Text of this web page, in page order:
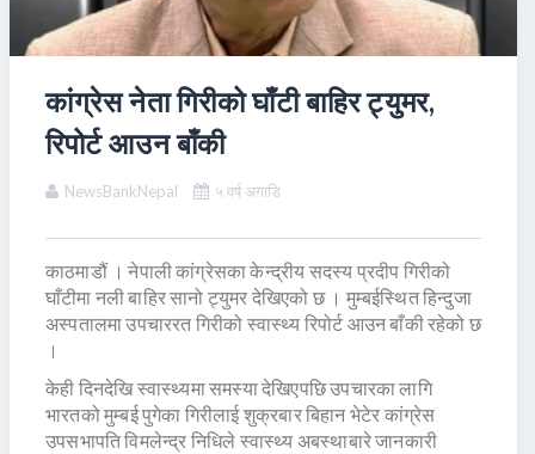
कांग्रेस नेता गिरीको घाँटी बाहिर ट्युमर,
रिपोर्ट आउन बाँकी
NewsBankNepal ५ वर्ष अगाडि
काठमाडौं । नेपाली कांग्रेसका केन्द्रीय सदस्य प्रदीप गिरीको
घाँटीमा नली बाहिर सानो ट्युमर देखिएको छ । मुम्बईस्थित हिन्दुजा
अस्पतालमा उपचाररत गिरीको स्वास्थ्य रिपोर्ट आउन बाँकी रहेको छ
।
केही दिनदेखि स्वास्थ्यमा समस्या देखिएपछि उपचारका लागि
भारतको मुम्बई पुगेका गिरीलाई शुक्रबार बिहान भेटेर कांग्रेस
उपसभापति विमलेन्द्र निधिले स्वास्थ्य अबस्थाबारे जानकारी